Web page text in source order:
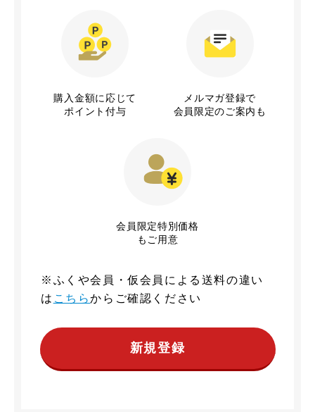
購入金額に応じて
ポイント付与
メルマガ登録で
会員限定のご案内も
会員限定特別価格
もご用意
※ふくや会員・仮会員による送料の違い
は こちらからご確認ください
新規登録